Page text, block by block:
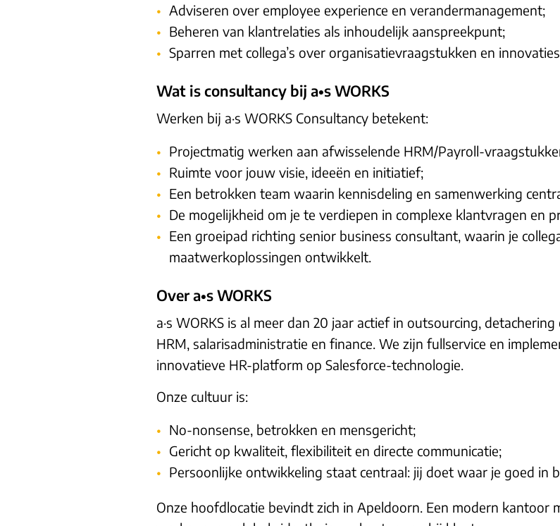
Adviseren over employee experience en verandermanagement;
Beheren van klantrelaties als inhoudelijk aanspreekpunt;
Sparren met collega’s over organisatievraagstukken en
Wat is consultancy bij a•s WORKS
Werken bij a·s WORKS Consultancy betekent:
Projectmatig werken aan afwisselende HRM/Payroll-
Ruimte voor jouw visie, ideeën en initiatief;
Een betrokken team waarin kennisdeling en samenwerking
De mogelijkheid om je te verdiepen in complexe klantvragen en
Een groeipad richting senior business consultant, waarin je
maatwerkoplossingen ontwikkelt.
Over a•s WORKS
a·s WORKS is al meer dan 20 jaar actief in outsourcing,
HRM, salarisadministratie en finance. We zijn fullservice en
innovatieve HR-platform op Salesforce-technologie.
Onze cultuur is:
No-nonsense, betrokken en mensgericht;
Gericht op kwaliteit, flexibiliteit en directe communicatie;
Persoonlijke ontwikkeling staat centraal: jij doet waar je goed in
Onze hoofdlocatie bevindt zich in Apeldoorn. Een modern kantoor